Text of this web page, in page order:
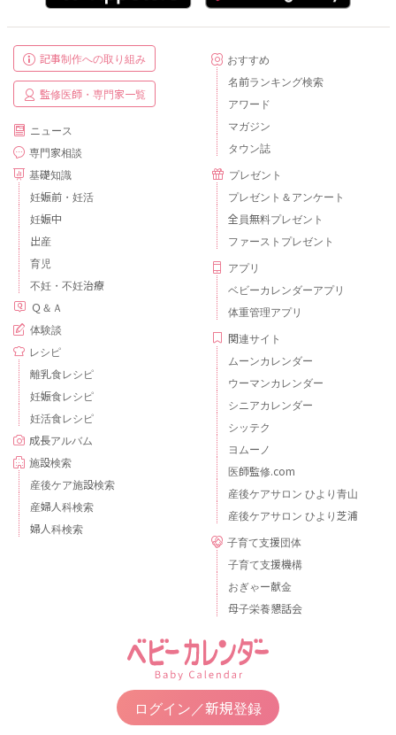
記事制作への取り組み
監修医師・専門家一覧
ニュース
専門家相談
基礎知識
妊娠前・妊活
妊娠中
出産
育児
不妊・不妊治療
Ｑ＆Ａ
体験談
レシピ
離乳食レシピ
妊娠食レシピ
妊活食レシピ
成長アルバム
施設検索
産後ケア施設検索
産婦人科検索
婦人科検索
おすすめ
名前ランキング検索
アワード
マガジン
タウン誌
プレゼント
プレゼント＆アンケート
全員無料プレゼント
ファーストプレゼント
アプリ
ベビーカレンダーアプリ
体重管理アプリ
関連サイト
ムーンカレンダー
ウーマンカレンダー
シニアカレンダー
シッテク
ヨムーノ
医師監修.com
産後ケアサロン ひより青山
産後ケアサロン ひより芝浦
子育て支援団体
子育て支援機構
おぎゃー献金
母子栄養懇話会
ログイン／新規登録